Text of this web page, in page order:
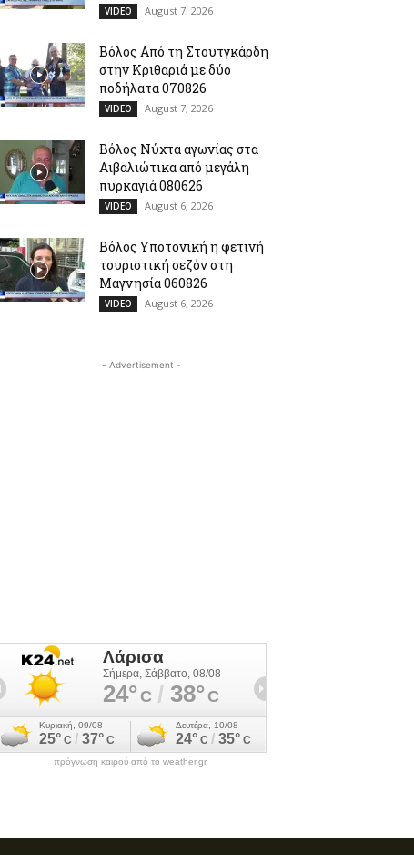
VIDEO August 7, 2026
Βόλος Από τη Στουτγκάρδη
στην Κριθαριά με δύο
ποδήλατα 070826
VIDEO August 7, 2026
Βόλος Νύχτα αγωνίας στα
Αιβαλιώτικα από μεγάλη
πυρκαγιά 080626
VIDEO August 6, 2026
Βόλος Υποτονική η φετινή
τουριστική σεζόν στη
Μαγνησία 060826
VIDEO August 6, 2026
- Advertisement -
πρόγνωση καιρού από το weather.gr